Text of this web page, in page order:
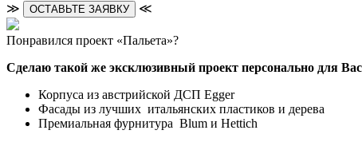
≫ ОСТАВЬТЕ ЗАЯВКУ ≪
Понравился проект «Пальета»?
Сделаю такой же эксклюзивный проект персонально для
Корпуса из австрийской ДСП Egger
Фасады из лучших итальянских пластиков и дерева
Премиальная фурнитура Blum и Hettich